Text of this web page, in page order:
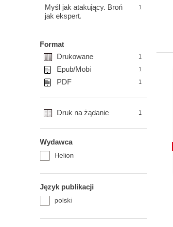
Myśl jak atakujący. Broń
jak ekspert.
1
Format
Drukowane
1
Epub/Mobi 1
PDF 1
Druk na żądanie 1
Wydawca
Helion
Język publikacji
polski